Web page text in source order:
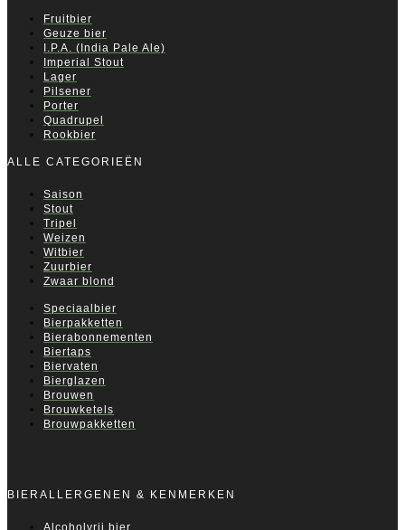
Fruitbier
Geuze bier
I.P.A. (India Pale Ale)
Imperial Stout
Lager
Pilsener
Porter
Quadrupel
Rookbier
ALLE CATEGORIEËN
Saison
Stout
Tripel
Weizen
Witbier
Zuurbier
Zwaar blond
Speciaalbier
Bierpakketten
Bierabonnementen
Biertaps
Biervaten
Bierglazen
Brouwen
Brouwketels
Brouwpakketten
BIERALLERGENEN & KENMERKEN